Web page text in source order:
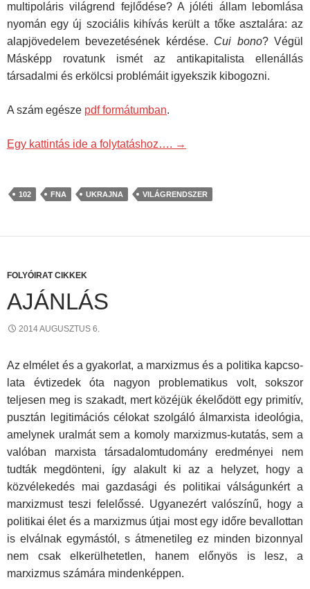
multipoláris világrend fejlődése? A jóléti állam lebomlása
nyomán egy új szociális kihívás került a tőke asztalára: az
alapjövedelem bevezetésének kérdése. Cui bono? Végül
Másképp rovatunk ismét az antikapitalista ellenállás
társadalmi és erkölcsi problémáit igyekszik kibogozni.
A szám egésze pdf formátumban.
Egy kattintás ide a folytatáshoz…. →
102 FNA UKRAJNA VILÁGRENDSZER
FOLYÓIRAT CIKKEK
AJÁNLÁS
2014 AUGUSZTUS 6.
Az elmélet és a gyakorlat, a marxizmus és a politika kapcso­
lata évtizedek óta nagyon problematikus volt, sokszor
teljesen meg is szakadt, mert közéjük ékelődött egy primitív,
pusztán legitimációs célokat szolgáló álmarxista ideológia,
amely­nek uralmát sem a komoly marxizmus-kutatás, sem a
valóban marxista társadalomtudomány eredményei nem
tudták meg­dönteni, így alakult ki az a helyzet, hogy a
közvélekedés mai gazdasági és politikai válságunkért a
marxizmust teszi fele­lőssé. Ugyanezért valószínű, hogy a
politikai élet és a marxiz­mus útjai most egy időre bevallottan
is elválnak egymástól, s átmenetileg ez minden bizonnyal
nem csak elkerülhetetlen, hanem előnyös is lesz, a
marxizmus számára mindenképpen.